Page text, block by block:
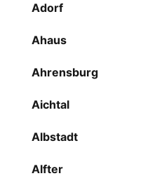
Adorf
Ahaus
Ahrensburg
Aichtal
Albstadt
Alfter